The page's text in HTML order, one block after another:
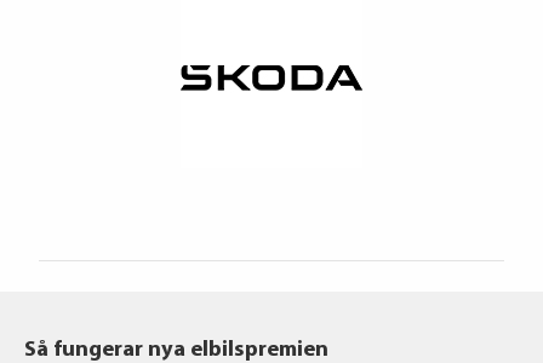
Så fungerar nya elbilspremien